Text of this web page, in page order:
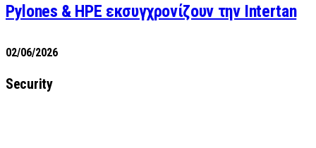
Pylones & HPE εκσυγχρονίζουν την Intertan
02/06/2026
Security